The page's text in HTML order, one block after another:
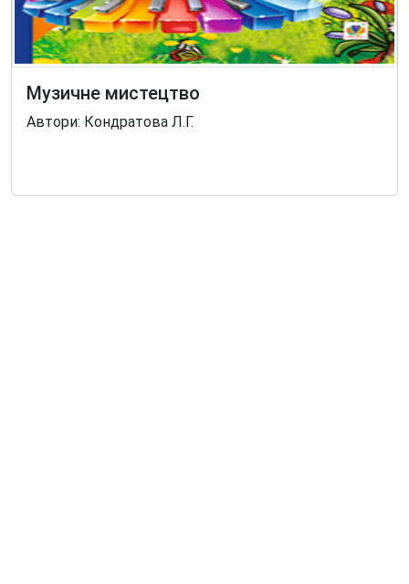
Музичне мистецтво
Автори: Кондратова Л.Г.